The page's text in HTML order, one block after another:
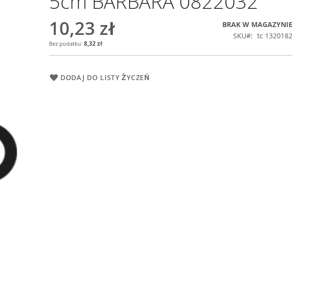
10,23 zł
8,32 zł
BRAK W MAGAZYNIE
SKU
tc 1320182
DODAJ DO LISTY ŻYCZEŃ